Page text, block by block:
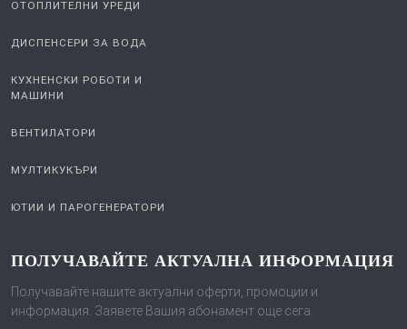
ОТОПЛИТЕЛНИ УРЕДИ
ДИСПЕНСЕРИ ЗА ВОДА
КУХНЕНСКИ РОБОТИ И
МАШИНИ
ВЕНТИЛАТОРИ
МУЛТИКУКЪРИ
ЮТИИ И ПАРОГЕНЕРАТОРИ
ПОЛУЧАВАЙТЕ АКТУАЛНА ИНФОРМАЦИЯ
Получавайте нашите актуални оферти, промоции и
информация. Заявете Вашия абонамент още сега.